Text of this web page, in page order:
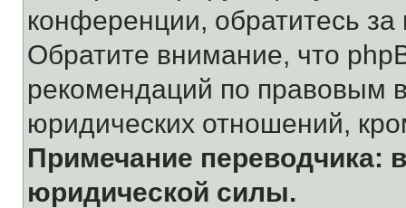
конференции, обратитесь
Обратите внимание, что
рекомендаций по правовым
юридических отношений,
Примечание переводчика:
юридической силы.